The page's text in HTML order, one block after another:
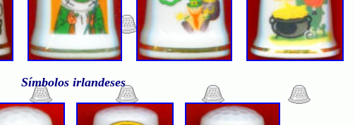
Símbolos irlandeses